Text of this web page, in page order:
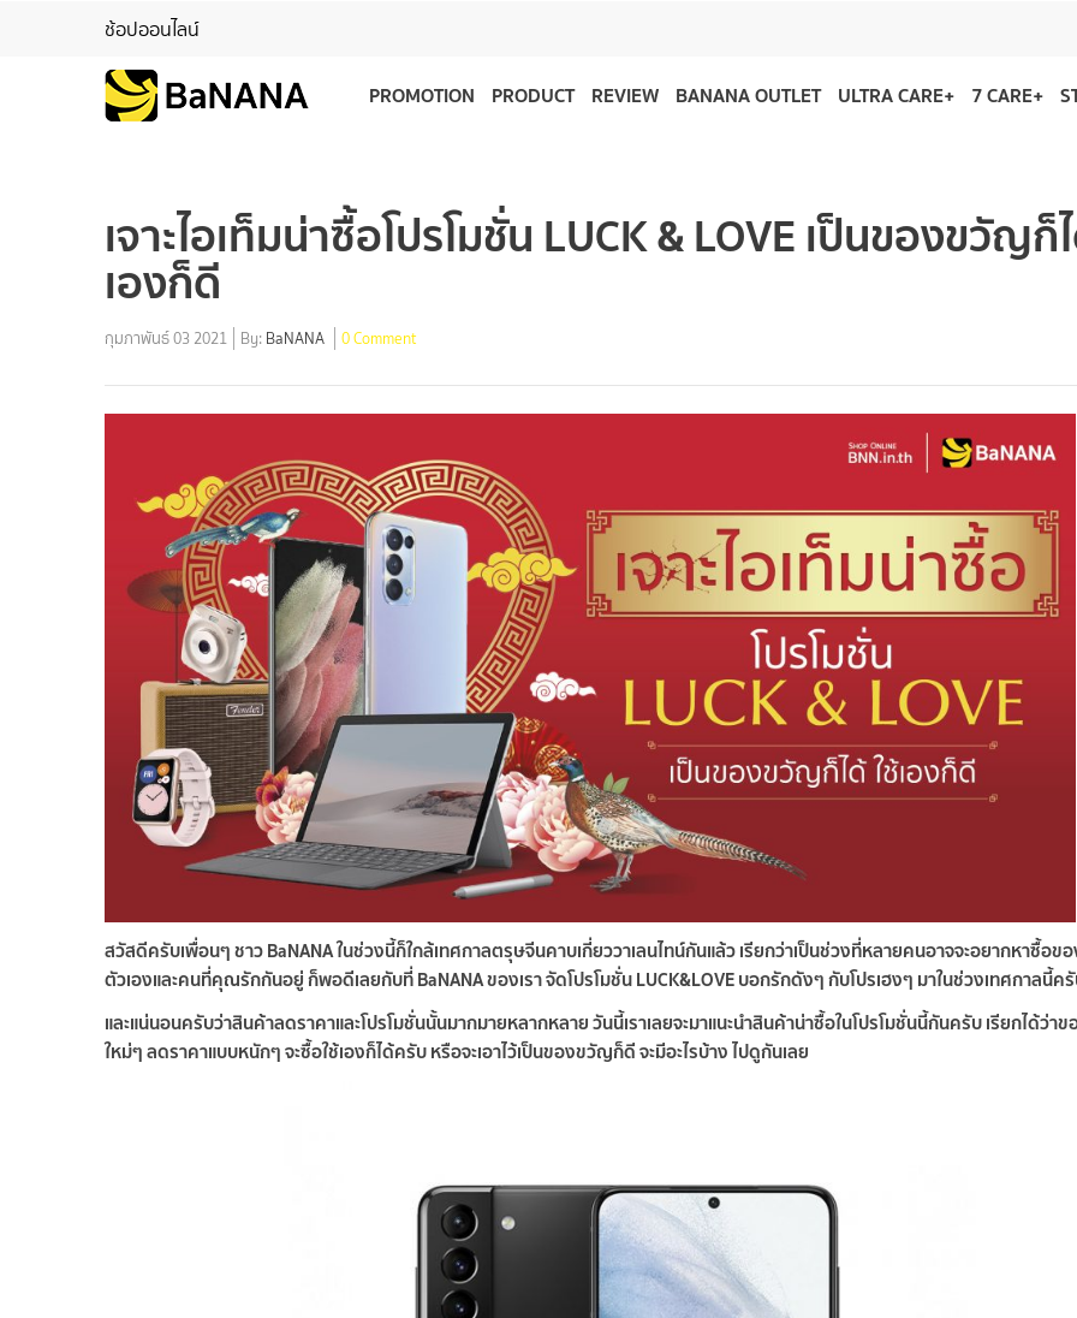
ช้อปออนไลน์
PROMOTION PRODUCT REVIEW BANANA OUTLET ULTRA CARE+ 7 CARE+
เจาะไอเท็มน่าซื้อโปรโมชั่น LUCK & LOVE เป็นของขวัญก็
เองก็ดี
กุมภาพันธ์ 03 2021 By: BaNANA 0 Comment
สวัสดีครับเพื่อนๆ ชาว BaNANA ในช่วงนี้ก็ใกล้เทศกาลตรุษจีนคาบเกี่ยววาเลนไทน์กันแล้ว เรียกว่าเป็นช่วงที่หลายคนอาจจะอยากหาซื้อข
ตัวเองและคนที่คุณรักกันอยู่ ก็พอดีเลยกับที่ BaNANA ของเรา จัดโปรโมชั่น LUCK&LOVE บอกรักดังๆ กับโปรเฮงๆ มาในช่วงเทศกาลนี้ค
และแน่นอนครับว่าสินค้าลดราคาและโปรโมชั่นนั้นมากมายหลากหลาย วันนี้เราเลยจะมาแนะนำสินค้าน่าซื้อในโปรโมชั่นนี้กันครับ เรียกได้ว่า
ใหม่ๆ ลดราคาแบบหนักๆ จะซื้อใช้เองก็ได้ครับ หรือจะเอาไว้เป็นของขวัญก็ดี จะมีอะไรบ้าง ไปดูกันเลย